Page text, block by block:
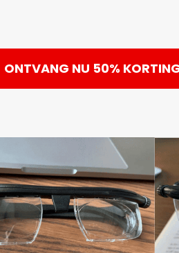
ONTVANG NU 50%